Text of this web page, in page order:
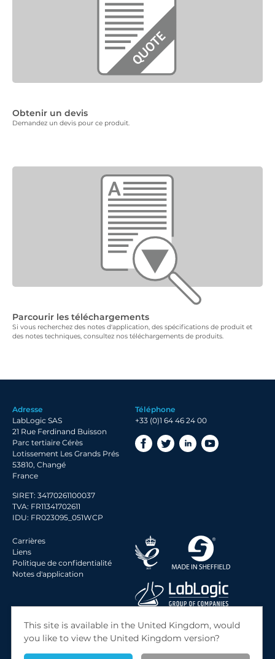
Obtenir un devis
Demandez un devis pour ce produit.
Parcourir les téléchargements
Si vous recherchez des notes d'application, des spécifications de produit et
des notes techniques, consultez nos téléchargements de produits.
Adresse
LabLogic SAS
21 Rue Ferdinand Buisson
Parc tertiaire Cérès
Lotissement Les Grands Prés
53810, Changé
France
SIRET: 34170261100037
TVA: FR11341702611
IDU: FR023095_051WCP
Téléphone
+33 (0)1 64 46 24 00
Carrières
Liens
Politique de confidentialité
Notes d'application
© 2026 LabLogic Systems Ltd.
Site byJack Sleight
This site is available in the United Kingdom, would
you like to view the United Kingdom version?